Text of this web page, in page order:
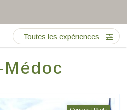
Toutes les expériences